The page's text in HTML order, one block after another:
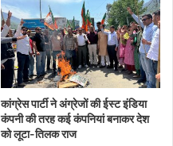
कांग्रेस पार्टी ने अंग्रेजों की ईस्ट इंडिया
कंपनी की तरह कई कंपनियां बनाकर देश
को लूटा-तिलक राज